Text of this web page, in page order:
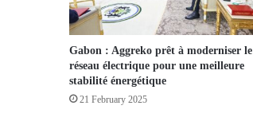
Gabon : Aggreko prêt à moderniser le
réseau électrique pour une meilleure
stabilité énergétique
21 February 2025